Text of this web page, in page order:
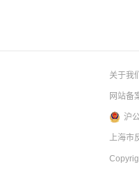
关于我们
网站备
沪
上海市